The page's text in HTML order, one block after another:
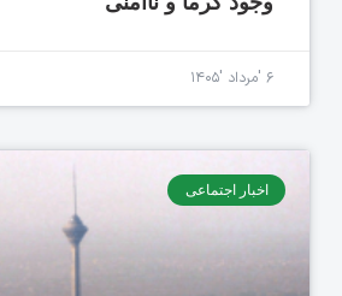
۶ 'مرداد '۱۴۰۵
اخبار اجتماعی